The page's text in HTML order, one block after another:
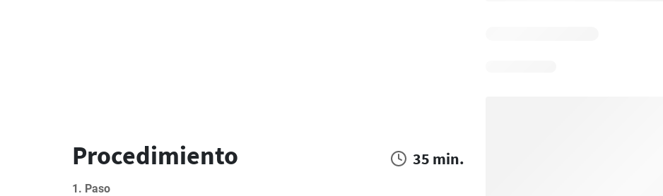
Procedimiento 35 min.
1. Paso